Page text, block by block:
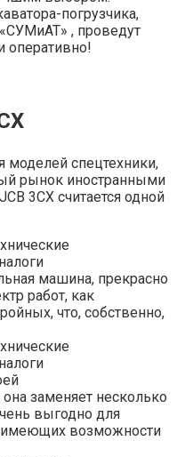
погрузчика,
, проведут
оперативно!
моделей спецтехники,
рынок иностранными
3CX считается одной
машина, прекрасно
работ, как
что, собственно,
заменяет несколько
выгодно для
возможности